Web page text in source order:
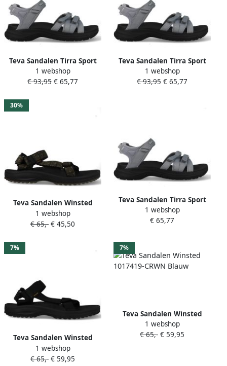
Teva Sandalen Tirra Sport
1173720-TDW Grijs
1 webshop
€ 93,95 € 65,77
Teva Sandalen Tirra Sport
1173720-TDW Grijs
1 webshop
€ 93,95 € 65,77
30%
Teva Sandalen Winsted
Bamboo 1017419-BDOL
Donkergroen
1 webshop
€ 65,- € 45,50
Teva Sandalen Tirra Sport
1173720-TDW Grijs
1 webshop
€ 65,77
7%
Teva Sandalen Winsted
1017419-BLK Zwart
1 webshop
€ 65,- € 59,95
7%
Teva Sandalen Winsted
1017419-CRWN Blauw
1 webshop
€ 65,- € 59,95